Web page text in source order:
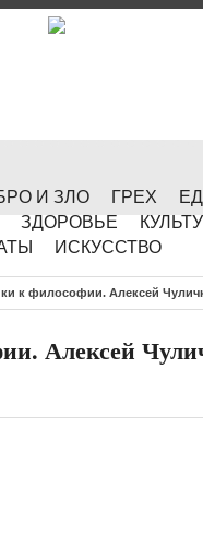
И ЗЛО ГРЕХ
ЗДОРОВЬЕ
ИСКУССТВО
к философии. Алексей
Алексей